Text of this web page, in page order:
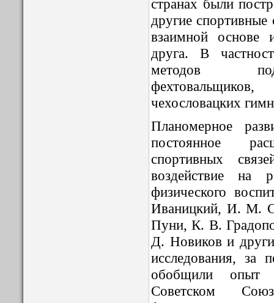
странах были
другие спортивные
взаимной основе
друга. В
методов
чехословацких
Планомерное
постоянное
спортивных
воздействие на
физического
Иваницкий, И. М.
Пуни, К. В.
Д. Новиков и
исследования,
обобщили опыт
Советском